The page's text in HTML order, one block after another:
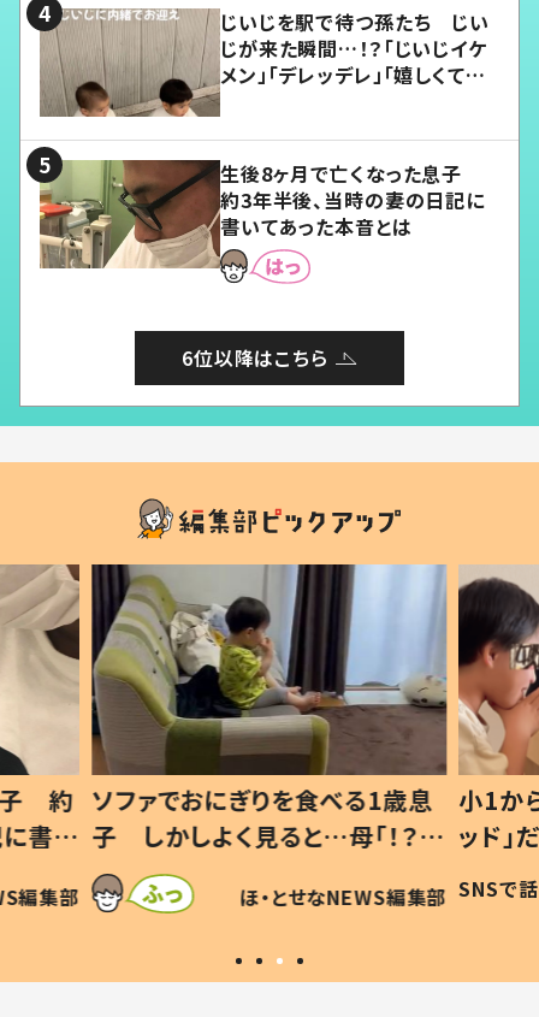
じいじを駅で待つ孫たち じい
じが来た瞬間…！？「じいじイケ
メン」「デレッデレ」「嬉しくて可
生後8ヶ月で亡くなった息子
約3年半後、当時の妻の日記に
書いてあった本音とは
6位以降はこちら
歳息
？」
編集部
小1から不登校、息子は「ギフテ
ッド」だった 父が“ウチ給食”を
作り続ける理由とは #令和の親
#令和の子
SNSで話題 ほ・とせなNEWS編集部
ひ孫
が、抱
「涙
い」